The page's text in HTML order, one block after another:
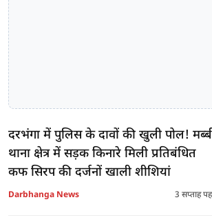
दरभंगा में पुलिस के दावों की खुली पोल!
थाना क्षेत्र में सड़क किनारे मिली प्रतिबंधित
कफ सिरप की दर्जनों खाली शीशियां
Darbhanga News 3 सप्ताह